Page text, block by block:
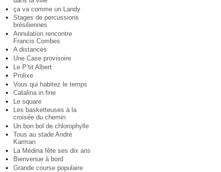
ça va comme un Landy
Stages de percussions
brésiliennes
Annulation rencontre
Francis Combes
A distances
Une Case provisoire
Le P’tit Albert
Prolixe
Vous qui habitez le temps
Catalina in fine
Le square
Les basketteuses à la
croisée du chemin
Un bon bol de chlorophylle
Tous au stade André
Karman
La Médina fête ses dix ans
Bienvenue à bord
Grande course populaire